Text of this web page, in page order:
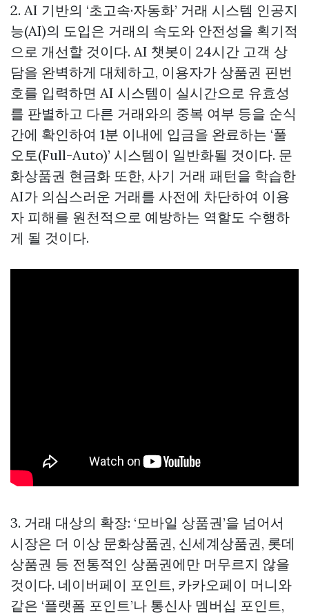
2. AI 기반의 ‘초고속·자동화’ 거래 시스템 인공지
능(AI)의 도입은 거래의 속도와 안전성을 획기적
으로 개선할 것이다. AI 챗봇이 24시간 고객 상
담을 완벽하게 대체하고, 이용자가 상품권 핀번
호를 입력하면 AI 시스템이 실시간으로 유효성
를 판별하고 다른 거래와의 중복 여부 등을 순식
간에 확인하여 1분 이내에 입금을 완료하는 ‘풀
오토(Full-Auto)’ 시스템이 일반화될 것이다. 문
화상품권 현금화 또한, 사기 거래 패턴을 학습한
AI가 의심스러운 거래를 사전에 차단하여 이용
자 피해를 원천적으로 예방하는 역할도 수행하
게 될 것이다.
3. 거래 대상의 확장: ‘모바일 상품권’을 넘어서
시장은 더 이상 문화상품권, 신세계상품권, 롯데
상품권 등 전통적인 상품권에만 머무르지 않을
것이다. 네이버페이 포인트, 카카오페이 머니와
같은 ‘플랫폼 포인트’나 통신사 멤버십 포인트,